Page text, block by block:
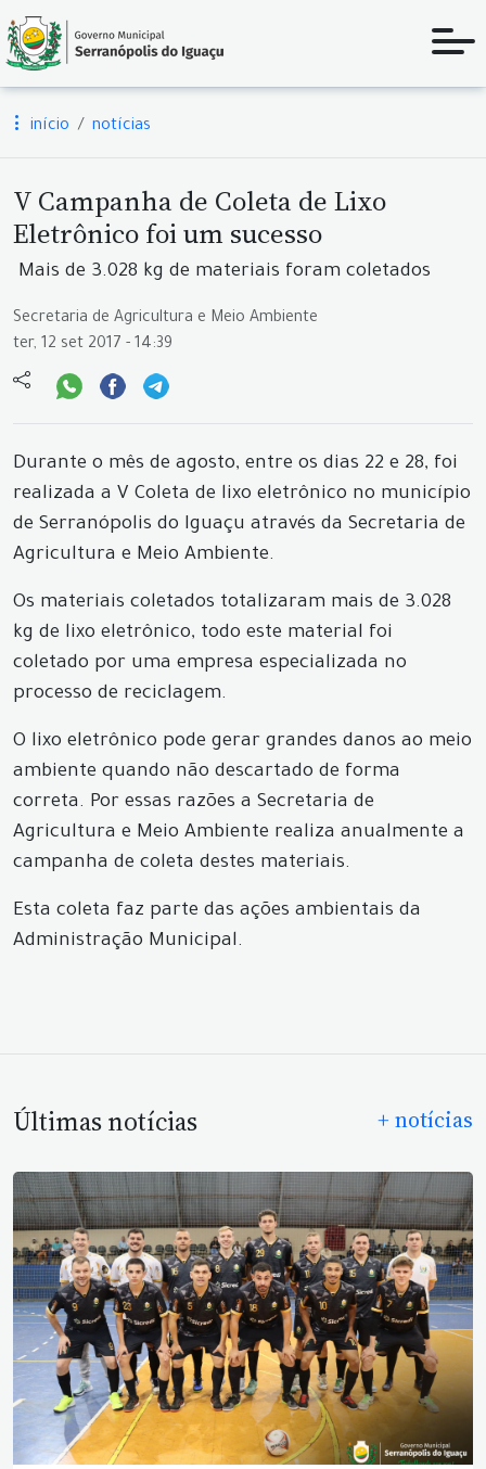
início notícias
V Campanha de Coleta de Lixo
Eletrônico foi um sucesso
Mais de 3.028 kg de materiais foram coletados
Secretaria de Agricultura e Meio Ambiente
ter, 12 set 2017 - 14:39
Durante o mês de agosto, entre os dias 22 e 28, foi
realizada a V Coleta de lixo eletrônico no município
de Serranópolis do Iguaçu através da Secretaria de
Agricultura e Meio Ambiente.
Os materiais coletados totalizaram mais de 3.028
kg de lixo eletrônico, todo este material foi
coletado por uma empresa especializada no
processo de reciclagem.
O lixo eletrônico pode gerar grandes danos ao meio
ambiente quando não descartado de forma
correta. Por essas razões a Secretaria de
Agricultura e Meio Ambiente realiza anualmente a
campanha de coleta destes materiais.
Esta coleta faz parte das ações ambientais da
Administração Municipal.
Últimas notícias + notícias